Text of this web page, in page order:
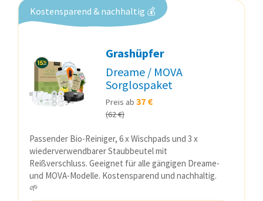
Kostensparend & nachhaltig 💰
Grashüpfer
Dreame / MOVA
Sorglospaket
Preis ab 37 €
(62 €)
Passender Bio-Reiniger, 6 x Wischpads und 3 x
wiederverwendbarer Staubbeutel mit
Reißverschluss. Geeignet für alle gängigen Dreame-
und MOVA-Modelle. Kostensparend und nachhaltig.
🌱